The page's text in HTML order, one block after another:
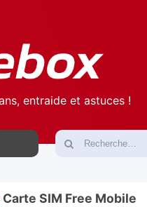
entraide et astuces !
Carte SIM Free Mobile